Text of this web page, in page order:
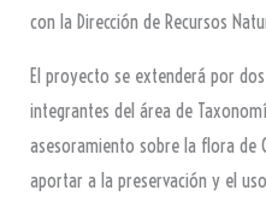
con la Dirección de Recursos
El proyecto se extenderá por
integrantes del área de
asesoramiento sobre la flora de
aportar a la preservación y el